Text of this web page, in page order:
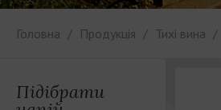
Головна Продукція Тихі вина
Підібрати